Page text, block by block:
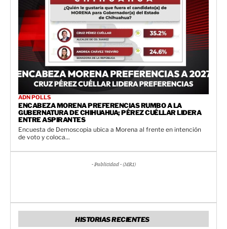
ADN POLLS
ENCABEZA MORENA PREFERENCIAS RUMBO A LA
GUBERNATURA DE CHIHUAHUA; PÉREZ CUÉLLAR LIDERA
ENTRE ASPIRANTES
Encuesta de Demoscopia ubica a Morena al frente en intención
de voto y coloca...
- Publicidad - (MR1)
HISTORIAS RECIENTES